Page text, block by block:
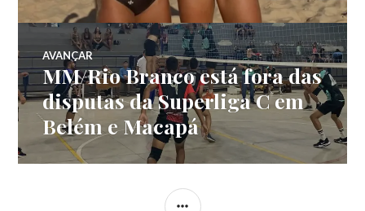
AVANÇAR
MM/Rio Branco está fora das
disputas da Superliga C em
Belém e Macapá